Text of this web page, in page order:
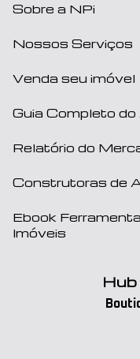
Sobre a NPi
Nossos Serviços
Venda seu imóvel
Guia Completo
Relatório do
Construtoras de
Ebook
Imóveis
Hub